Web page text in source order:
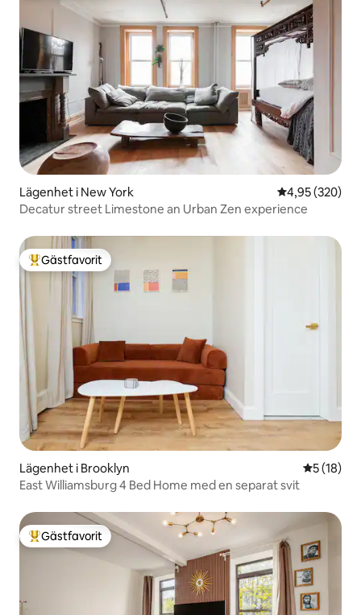
Lägenhet i New York 4,95 av 5 i
4,95 (320)
Decatur street Limestone an Urban Zen experience
Populär gästfavorit
Gästfavorit
Lägenhet i Brooklyn 5 av 5 i
5 (18)
East Williamsburg 4 Bed Home med en separat svit
Populär gästfavorit
Gästfavorit